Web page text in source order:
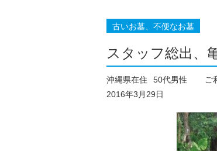
古いお墓、不便なお墓
スタッフ総出、
沖縄県在住 50代男性 ご
2016年3月29日